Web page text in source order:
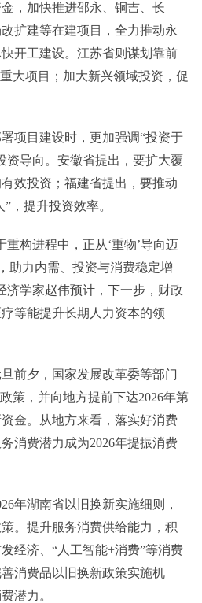
，加快推进邵永、铜吉、长
扩建等在建项目，全力推动永
开工建设。江苏省则谋划靠前
大项目；加大新兴领域投资，促
项目建设时，更加强调“投资于
资导向。安徽省提出，要扩大覆
效投资；福建省提出，要推动
，提升投资效率。
构进程中，正从‘重物’导向迈
助力内需、投资与消费稳定增
济学家赵伟预计，下一步，财政
等能提升长期人力资本的领
前夕，国家发展改革委等部门
策，并向地方提前下达2026年第
金。从地方来看，落实好消费
消费潜力成为2026年提振消费
年湖南省以旧换新实施细则，
。提升服务消费供给能力，积
经济、“人工智能+消费”等消费
消费品以旧换新政策实施机
潜力。